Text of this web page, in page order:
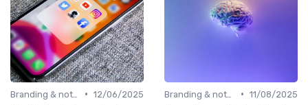
• 12/06/2025
• 11/08/2025